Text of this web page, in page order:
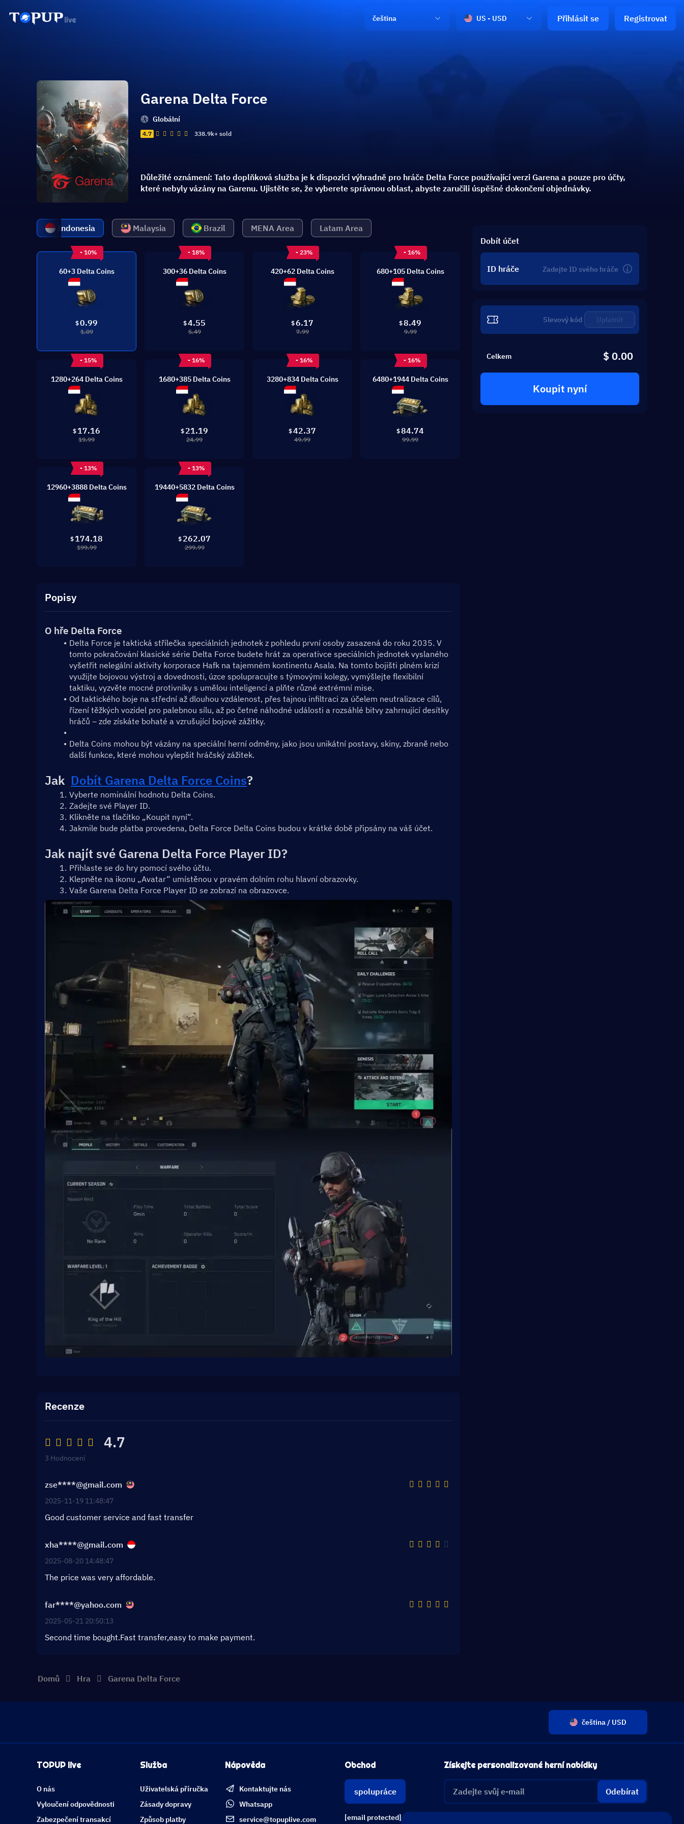
čeština US - USD Přihlásit se Registrovat
Garena Delta Force
Globální
4.7 338.9k+ sold
Důležité oznámení: Tato doplňková služba je k dispozici výhradně pro hráče Delta Force používající verzi Garena a pouze pro účty,
které nebyly vázány na Garenu. Ujistěte se, že vyberete správnou oblast, abyste zaručili úspěšné dokončení objednávky.
Indonesia Malaysia Brazil MENA Area Latam Area
- 10%
60+3 Delta Coins
$0.99
1.09
- 18%
300+36 Delta Coins
$4.55
5.49
- 23%
420+62 Delta Coins
$6.17
7.99
- 16%
680+105 Delta Coins
$8.49
9.99
- 15%
1280+264 Delta Coins
$ 17.16
19.99
- 16%
1680+385 Delta Coins
$ 21.19
24.99
- 16%
3280+834 Delta Coins
$42.37
49.99
- 16%
6480+1944 Delta Coins
$84.74
99.99
- 13%
12960+3888 Delta Coins
$ 174.18
199.99
- 13%
19440+5832 Delta Coins
$ 262.07
299.99
Popisy
O hře Delta Force
Delta Force je taktická střílečka speciálních jednotek z pohledu první osoby zasazená do roku 2035. V
tomto pokračování klasické série Delta Force budete hrát za operativce speciálních jednotek vyslaného
vyšetřit nelegální aktivity korporace Hafk na tajemném kontinentu Asala. Na tomto bojišti plném krizí
využijte bojovou výstroj a dovednosti, úzce spolupracujte s týmovými kolegy, vymýšlejte flexibilní
taktiku, vyzvěte mocné protivníky s umělou inteligencí a plňte různé extrémní mise.
Od taktického boje na střední až dlouhou vzdálenost, přes tajnou infiltraci za účelem neutralizace cílů,
řízení těžkých vozidel pro palebnou sílu, až po četné náhodné události a rozsáhlé bitvy zahrnující desítky
hráčů – zde získáte bohaté a vzrušující bojové zážitky.
Delta Coins mohou být vázány na speciální herní odměny, jako jsou unikátní postavy, skiny, zbraně nebo
další funkce, které mohou vylepšit hráčský zážitek.
Jak Dobít Garena Delta Force Coins?
Vyberte nominální hodnotu Delta Coins.
Zadejte své Player ID.
Klikněte na tlačítko „Koupit nyní“.
Jakmile bude platba provedena, Delta Force Delta Coins budou v krátké době připsány na váš účet.
Jak najít své Garena Delta Force Player ID?
Přihlaste se do hry pomocí svého účtu.
Klepněte na ikonu „Avatar“ umístěnou v pravém dolním rohu hlavní obrazovky.
Vaše Garena Delta Force Player ID se zobrazí na obrazovce.
Recenze
4.7
3 Hodnocení
zse****@gmail.com
2025-11-19 11:48:47
Good customer service and fast transfer
xha****@gmail.com
2025-08-20 14:48:47
The price was very affordable.
far****@yahoo.com
2025-05-21 20:50:13
Second time bought.Fast transfer,easy to make payment.
Dobít účet
ID hráče
Uplatnit
Celkem $ 0.00
Koupit nyní
Domů Hra Garena Delta Force
čeština / USD
TOPUP live
O nás
Vyloučení odpovědnosti
Zabezpečení transakcí
Služba
Uživatelská příručka
Zásady dopravy
Způsob platby
Nápověda
Kontaktujte nás
Whatsapp
service@topuplive.com
Obchod
spolupráce
[email protected]
Získejte personalizované herní nabídky
Odebírat